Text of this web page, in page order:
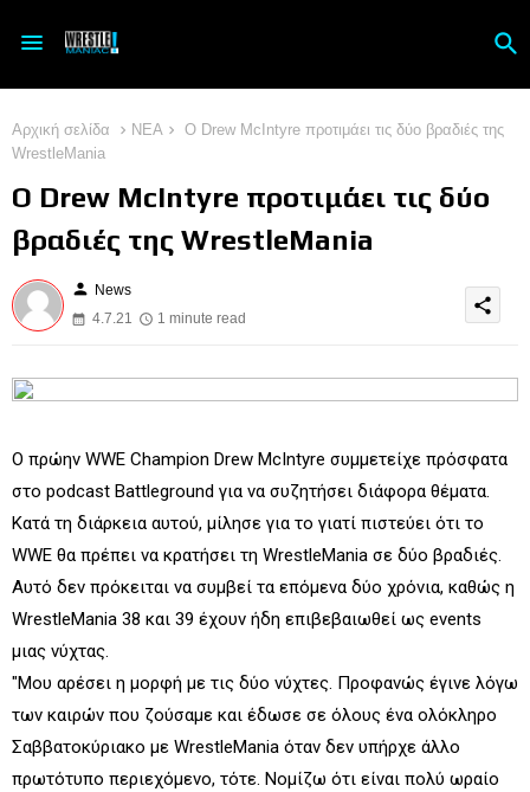
Αρχική σελίδα ΝΕΑ
Ο Drew McIntyre προτιμάει τις δύο βραδιές της
WrestleMania
Ο Drew McIntyre προτιμάει τις δύο
βραδιές της WrestleMania
person News
4.7.21
1 minute read
share
Ο πρώην WWE Champion Drew McIntyre συμμετείχε πρόσφατα
στο podcast Battleground για να συζητήσει διάφορα θέματα.
Κατά τη διάρκεια αυτού, μίλησε για το γιατί πιστεύει ότι το
WWE θα πρέπει να κρατήσει τη WrestleMania σε δύο βραδιές.
Αυτό δεν πρόκειται να συμβεί τα επόμενα δύο χρόνια, καθώς η
WrestleMania 38 και 39 έχουν ήδη επιβεβαιωθεί ως events
μιας νύχτας.
"Μου αρέσει η μορφή με τις δύο νύχτες. Προφανώς έγινε λόγω
των καιρών που ζούσαμε και έδωσε σε όλους ένα ολόκληρο
Σαββατοκύριακο με WrestleMania όταν δεν υπήρχε άλλο
πρωτότυπο περιεχόμενο, τότε. Νομίζω ότι είναι πολύ ωραίο